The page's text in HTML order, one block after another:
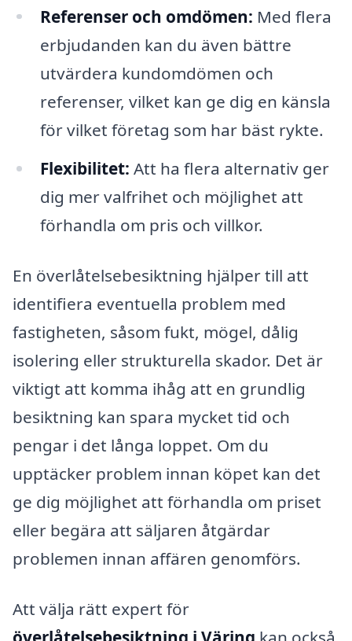
Referenser och omdömen: Med flera
erbjudanden kan du även bättre
utvärdera kundomdömen och
referenser, vilket kan ge dig en känsla
för vilket företag som har bäst rykte.
Flexibilitet: Att ha flera alternativ ger
dig mer valfrihet och möjlighet att
förhandla om pris och villkor.
En överlåtelsebesiktning hjälper till att
identifiera eventuella problem med
fastigheten, såsom fukt, mögel, dålig
isolering eller strukturella skador. Det är
viktigt att komma ihåg att en grundlig
besiktning kan spara mycket tid och
pengar i det långa loppet. Om du
upptäcker problem innan köpet kan det
ge dig möjlighet att förhandla om priset
eller begära att säljaren åtgärdar
problemen innan affären genomförs.
Att välja rätt expert för